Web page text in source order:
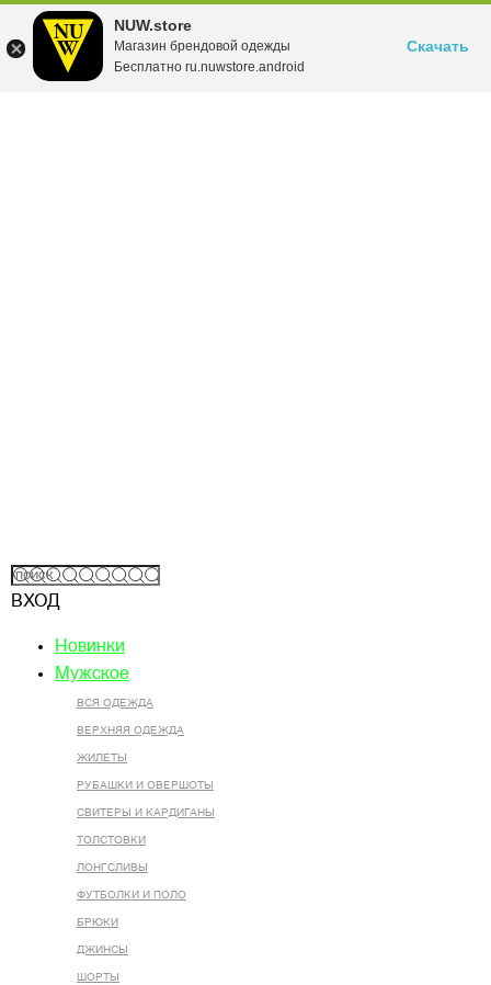
NUW.store
Магазин брендовой одежды
Бесплатно ru.nuwstore.android
Скачать
ВХОД
Новинки
Мужское
ВСЯ ОДЕЖДА
ВЕРХНЯЯ ОДЕЖДА
ЖИЛЕТЫ
РУБАШКИ И ОВЕРШОТЫ
СВИТЕРЫ И КАРДИГАНЫ
ТОЛСТОВКИ
ЛОНГСЛИВЫ
ФУТБОЛКИ И ПОЛО
БРЮКИ
ДЖИНСЫ
ШОРТЫ